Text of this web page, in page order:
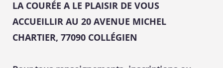
LA COURÉE A LE PLAISIR DE VOUS
ACCUEILLIR AU 20 AVENUE MICHEL
CHARTIER, 77090 COLLÉGIEN